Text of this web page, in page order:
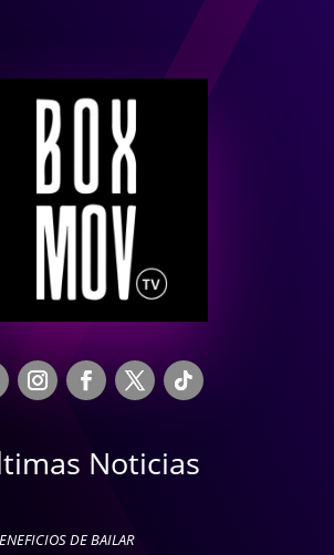
Noticias
DE BAILAR